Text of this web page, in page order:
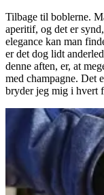
Tilbage til boblerne.
aperitif, og det er
elegance kan man
er det dog lidt
denne aften, er, at
med champagne. Det
bryder jeg mig i hvert